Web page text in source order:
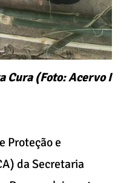
Cura (Foto: Acervo I
Proteção e
da Secretaria